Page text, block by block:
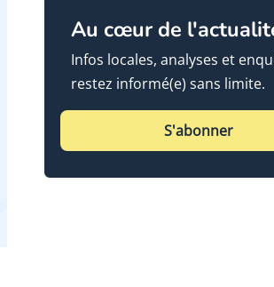
Au cœur de
Infos locales, analyses et
restez informé(e) sans limite.
S'abonner